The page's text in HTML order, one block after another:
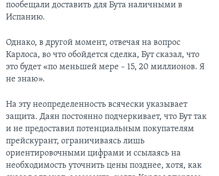
пообещали доставить для Бута наличными в
Испанию.
Однако, в другой момент, отвечая на вопрос
Карлоса, во что обойдется сделка, Бут сказал, что
это будет «по меньшей мере – 15, 20 миллионов. Я
не знаю».
На эту неопределенность всячески указывает
защита. Даян постоянно подчеркивает, что Бут так
и не предоставил потенциальным покупателям
прейскурант, ограничиваясь лишь
ориентировочными цифрами и ссылаясь на
необходимость уточнить цены позднее, хотя, как